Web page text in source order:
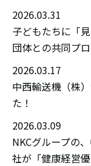
2026.03.31
子どもたちに「
団体との共同プ
2026.03.17
中西輸送機（株
た！
2026.03.09
NKCグループの
社が「健康経営